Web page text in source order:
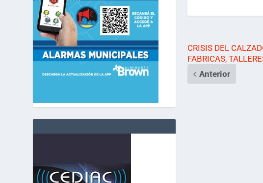
CRISIS DEL
FABRICAS,
Anterior